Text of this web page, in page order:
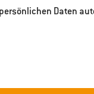
Daten